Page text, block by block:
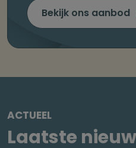
Bekijk ons aanbod
ACTUEEL
Laatste